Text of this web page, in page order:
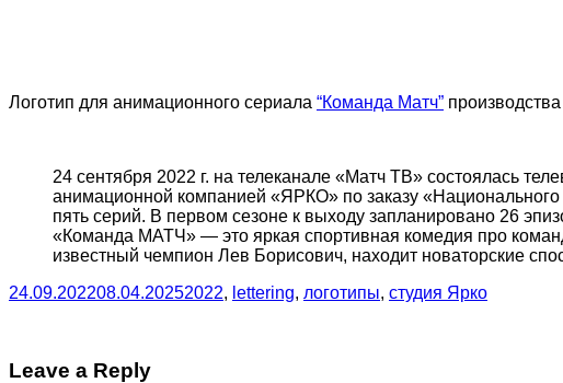
Логотип для анимационного сериала “Команда Матч” производства
24 сентября 2022 г. на телеканале «Матч ТВ» состоялась
анимационной компанией «ЯРКО» по заказу
пять серий. В первом сезоне к выходу запланировано 26
«Команда МАТЧ» — это яркая спортивная комедия про
известный чемпион Лев Борисович, находит новаторские
24.09.202208.04.20252022, lettering, логотипы, студия Ярко
Leave a Reply